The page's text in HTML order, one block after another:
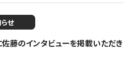
せ
佐藤のインタビューを掲載いただき